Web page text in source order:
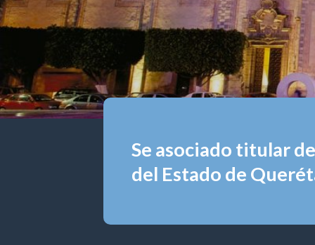
Se asociado titular
del Estado de